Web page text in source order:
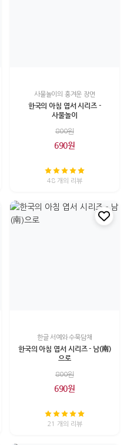
사물놀이의 흥겨운 장면
한국의 아침 엽서 시리즈 -
사물놀이
800원
690원
48 개의 리뷰
한글 서예와 수묵담채
한국의 아침 엽서 시리즈 - 남(南)
으로
800원
690원
21 개의 리뷰